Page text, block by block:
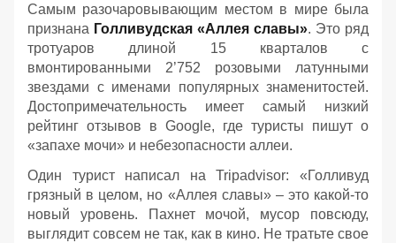
Самым разочаровывающим местом в мире была
признана Голливудская «Аллея славы». Это ряд
тротуаров длиной 15 кварталов с
вмонтированными 2’752 розовыми латунными
звездами с именами популярных знаменитостей.
Достопримечательность имеет самый низкий
рейтинг отзывов в Google, где туристы пишут о
«запахе мочи» и небезопасности аллеи.
Один турист написал на Tripadvisor: «Голливуд
грязный в целом, но «Аллея славы» – это какой-то
новый уровень. Пахнет мочой, мусор повсюду,
выглядит совсем не так, как в кино. Не тратьте свое